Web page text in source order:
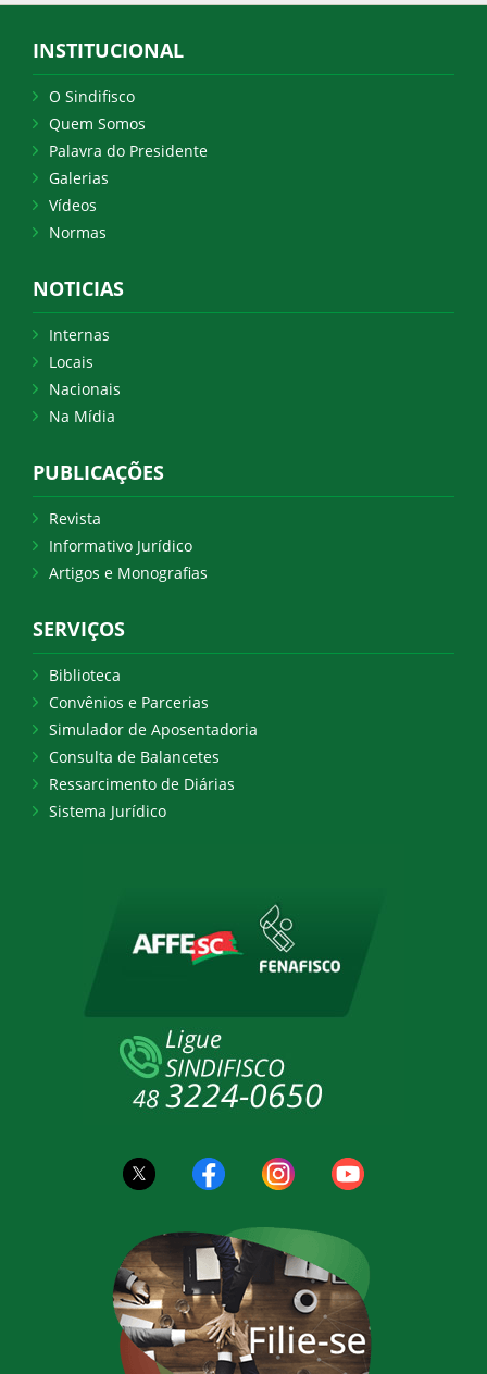
INSTITUCIONAL
O Sindifisco
Quem Somos
Palavra do Presidente
Galerias
Vídeos
Normas
NOTICIAS
Internas
Locais
Nacionais
Na Mídia
PUBLICAÇÕES
Revista
Informativo Jurídico
Artigos e Monografias
SERVIÇOS
Biblioteca
Convênios e Parcerias
Simulador de Aposentadoria
Consulta de Balancetes
Ressarcimento de Diárias
Sistema Jurídico